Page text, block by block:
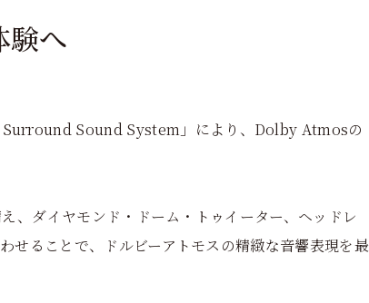
験へ
Sound System」により、Dolby Atmosの
、ダイヤモンド・ドーム・トゥイーター、ヘッドレ
せることで、ドルビーアトモスの精緻な音響表現を最